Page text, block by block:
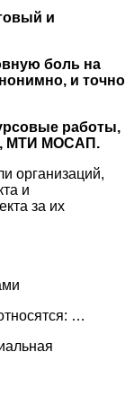
и
боль на
и точно
работы,
МТИ МОСАП.
организаций,
и
за их
…